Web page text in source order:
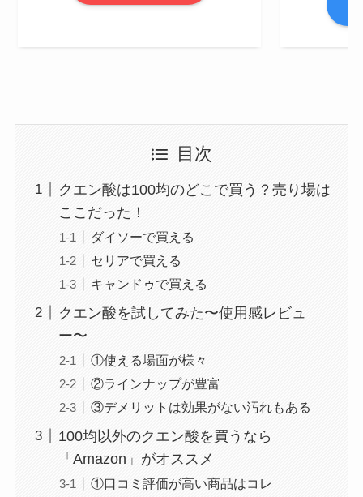
目次
クエン酸は100均のどこで買う？売り場は
ここだった！
ダイソーで買える
セリアで買える
キャンドゥで買える
クエン酸を試してみた〜使用感レビュ
ー〜
①使える場面が様々
②ラインナップが豊富
③デメリットは効果がない汚れもある
100均以外のクエン酸を買うなら
「Amazon」がオススメ
①口コミ評価が高い商品はコレ